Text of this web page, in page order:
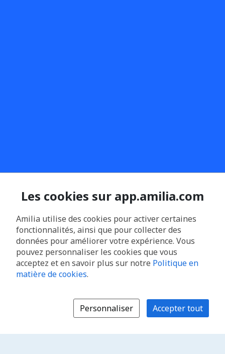
Les cookies sur app.amilia.com
Amilia utilise des cookies pour activer certaines
fonctionnalités, ainsi que pour collecter des
données pour améliorer votre expérience. Vous
pouvez personnaliser les cookies que vous
acceptez et en savoir plus sur notre Politique en
matière de cookies.
Personnaliser Accepter tout